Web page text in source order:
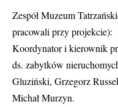
Zespół Muzeum
pracowali przy projekcie):
Koordynator i kierownik
ds. zabytków
Gluziński, Grzegorz
Michał Murzyn.